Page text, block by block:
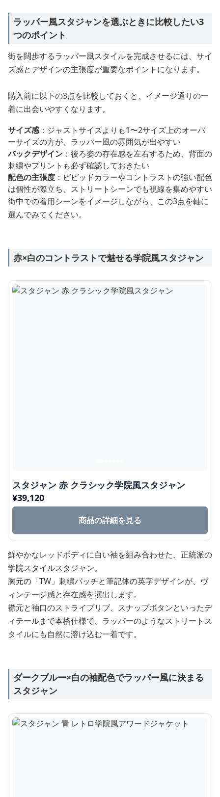
ラッパー風スタジャンを選ぶときに比較したい3
つのポイント
街を闊歩するラッパー風スタイルを完成させるには、サイ
ズ感とデザインの主張度が重要なポイントになります。
購入前に以下の3点を比較しておくと、イメージ通りの一
着に出会いやすくなります。
サイズ感：ジャストサイズよりも1〜2サイズ上のオーバ
ーサイズの方が、ラッパー風の雰囲気が出やすい
バックデザイン ：後ろ姿の存在感を左右するため、背面の
刺繍やプリントも必ず確認しておきたい
配色の主張度 ：ビビッドカラーやコントラストの強い配色
は個性が際立ち、ストリートシーンでも視線を集めやすい
街中での着用シーンをイメージしながら、この3点を軸に
選んでみてください。
赤×白のコントラストで魅せる学院風スタジャン
スタジャン 赤 クラシック学院風スタジャン
¥39,120
商品の詳細を見る
鮮やかなレッドボディに白い袖を組み合わせた、正統派の
学院スタイルスタジャン。
胸元の「TW」刺繍パッチと筆記体の英字デザインが、ヴ
ィンテージ感と存在感を演出します。
襟元と袖口のストライプリブ、スナップボタンといったデ
ィテールまで本格仕様で、ラッパーのようなストリートス
タイルにも自然に溶け込む一着です。
ダークブルー×白の袖配色でラッパー風に決まる
スタジャン